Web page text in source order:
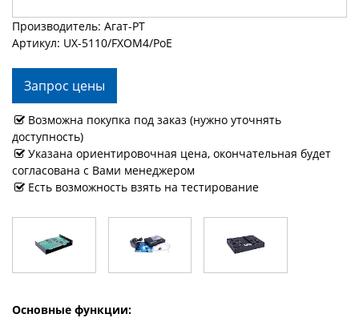
Производитель: Агат-РТ
Артикул: UX-5110/FXOM4/PoE
Запрос цены
Возможна покупка под заказ (нужно уточнять
доступность)
Указана ориентировочная цена, окончательная будет
согласована с Вами менеджером
Есть возможность взять на тестирование
Основные функции: